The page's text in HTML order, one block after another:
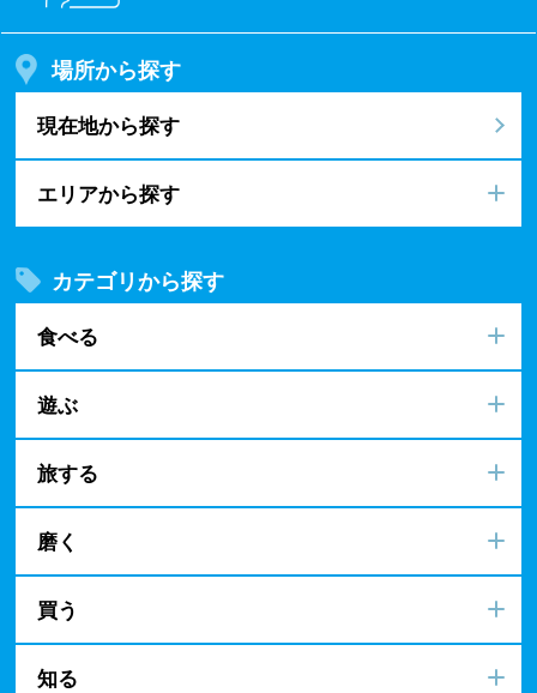
場所から探す
現在地から探す
エリアから探す
カテゴリから探す
食べる
遊ぶ
旅する
磨く
買う
知る